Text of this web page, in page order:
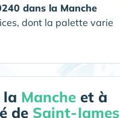
dans la Manche
dont la palette varie
la Manche et à
de Saint-James